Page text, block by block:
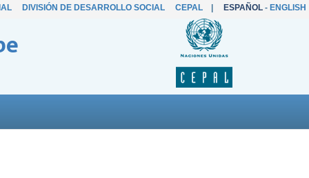
DIVISIÓN DE DESARROLLO SOCIAL CEPAL| ESPAÑOL- ENGLISH